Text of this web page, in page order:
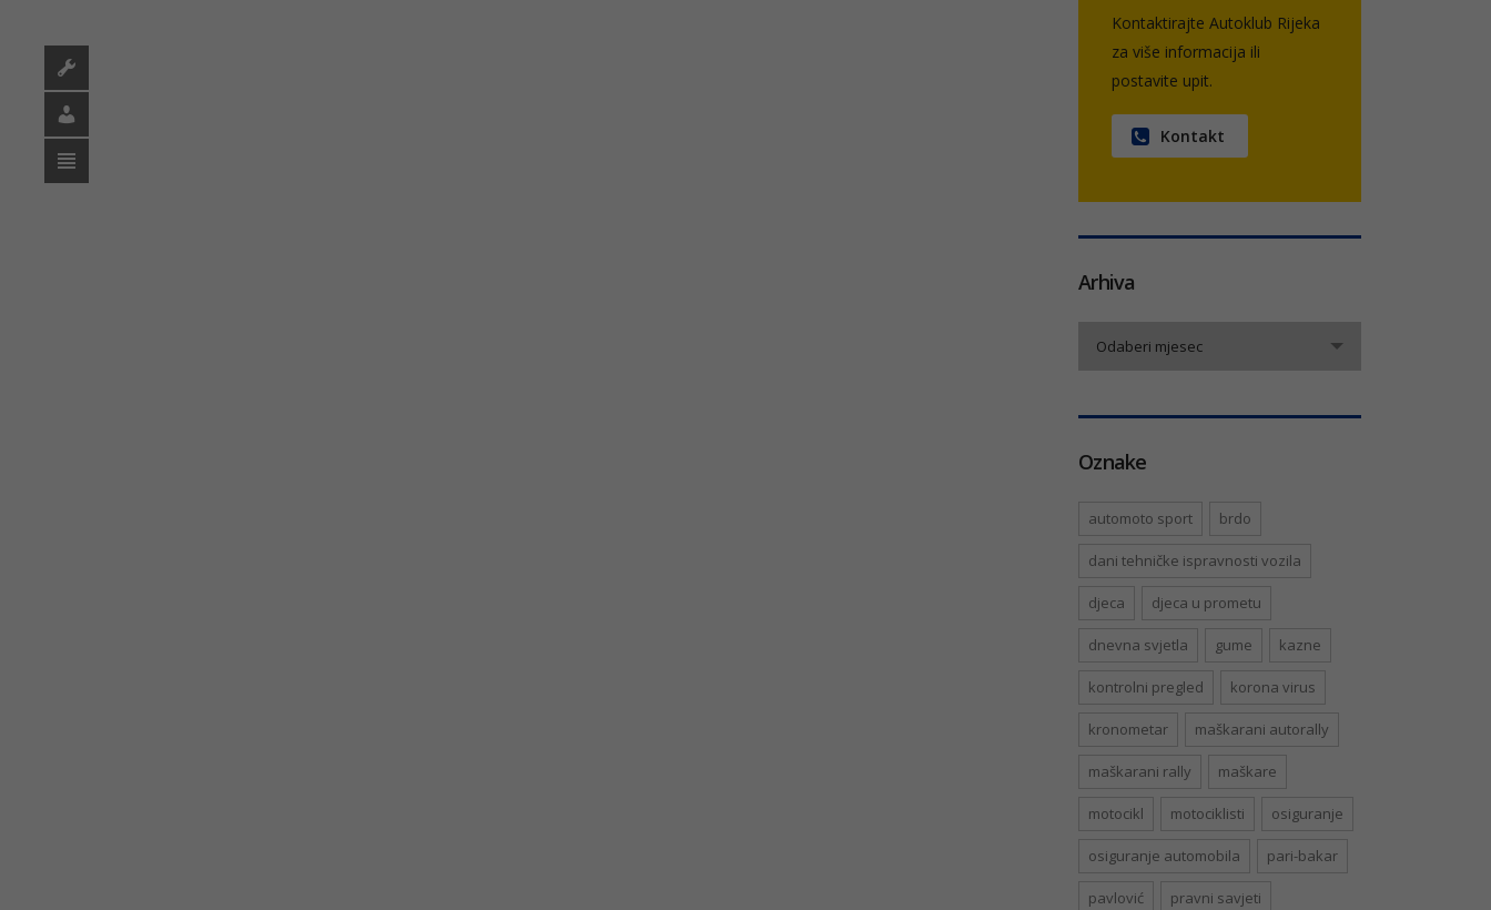
Kontaktirajte Autoklub Rijeka
za više informacija ili
postavite upit.
Kontakt
Arhiva
Odaberi mjesec
Oznake
automoto sport brdo
dani tehničke ispravnosti vozila
djeca djeca u prometu
dnevna svjetla gume kazne
kontrolni pregled korona virus
kronometar maškarani autorally
maškarani rally maškare
motocikl motociklisti osiguranje
osiguranje automobila pari-bakar
pavlović pravni savjeti